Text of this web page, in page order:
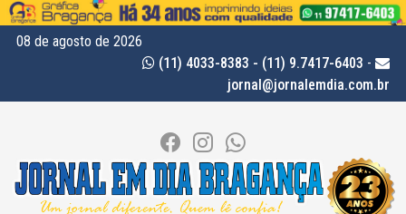
08 de agosto de 2026
(11) 4033-8383 - (11) 9.7417-6403 -
jornal@jornalemdia.com.br